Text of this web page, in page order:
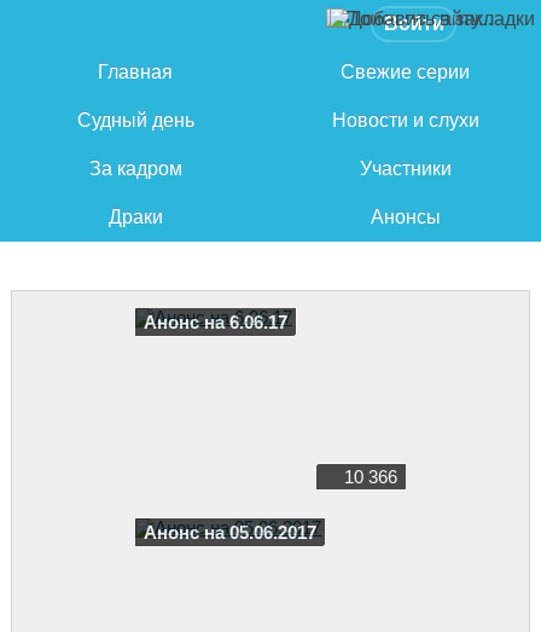
Войти
Главная Свежие серии
Судный день Новости и слухи
За кадром Участники
Драки Анонсы
Анонс на 6.06.17
10 366
Анонс на 05.06.2017